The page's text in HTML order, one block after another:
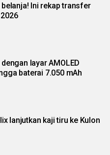
Ini rekap transfer
layar AMOLED
baterai 7.050 mAh
lanjutkan kaji tiru ke Kulon